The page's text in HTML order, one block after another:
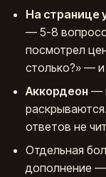
На странице
— 5-8
посмотрел
столько?» —
Аккордеон —
ответов не
Отдельная
дополнение —